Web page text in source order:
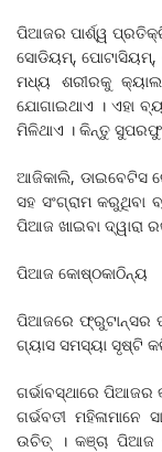
ପିଆଜର ପାର୍ଶ୍ୱ
ସୋଡିୟମ୍‌,
ମଧ୍ୟ ଶରୀରକୁ
ଯୋଗାଇଥାଏ । ଏହା
ମିଳିଥାଏ । କିନ୍ତୁ
ଆଜିକାଲି, ଡାଇବେଟିସ
ସହ ସଂଗ୍ରାମ କରୁଥିବା
ପିଆଜ ଖାଇବା ଦ୍ୱାରା
ପିଆଜ କୋଷ୍ଠକାଠିନ୍ୟ
ପିଆଜରେ ଫ୍ରୁଟାନ୍ସର
ଗ୍ୟାସ ସମସ୍ୟା ସୃଷ୍ଟି
ଗର୍ଭାବସ୍ଥାରେ ପିଆଜର
ଗର୍ଭବତୀ ମହିଳାମାନେ
ଉଚିତ୍‌ । କଞ୍ଚା ପିଆଜ